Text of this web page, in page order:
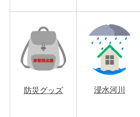
防災グッズ 浸水河川